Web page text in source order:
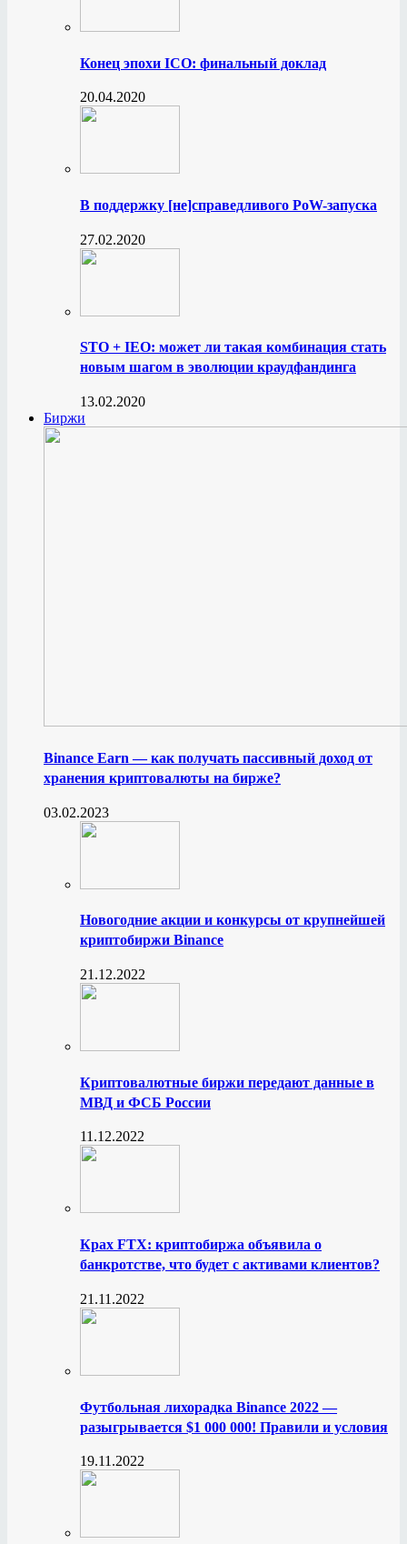
Конец эпохи ICO: финальный доклад
20.04.2020
В поддержку [не]справедливого PoW-запуска
27.02.2020
STO + IEO: может ли такая комбинация стать
новым шагом в эволюции краудфандинга
13.02.2020
Биржи
Binance Earn — как получать пассивный доход от
хранения криптовалюты на бирже?
03.02.2023
Новогодние акции и конкурсы от крупнейшей
криптобиржи Binance
21.12.2022
Криптовалютные биржи передают данные в
МВД и ФСБ России
11.12.2022
Крах FTX: криптобиржа объявила о
банкротстве, что будет с активами клиентов?
21.11.2022
Футбольная лихорадка Binance 2022 —
разыгрывается $1 000 000! Правили и условия
19.11.2022